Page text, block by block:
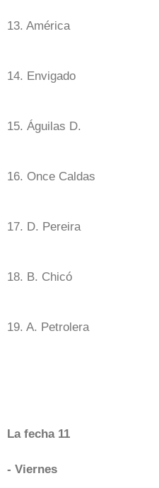
13. América
14. Envigado
15. Águilas D.
16. Once Caldas
17. D. Pereira
18. B. Chicó
19. A. Petrolera
La fecha 11
- Viernes